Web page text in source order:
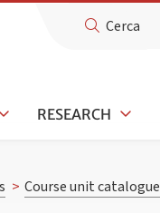
Cerca
RESEARCH
> Course unit catalogue